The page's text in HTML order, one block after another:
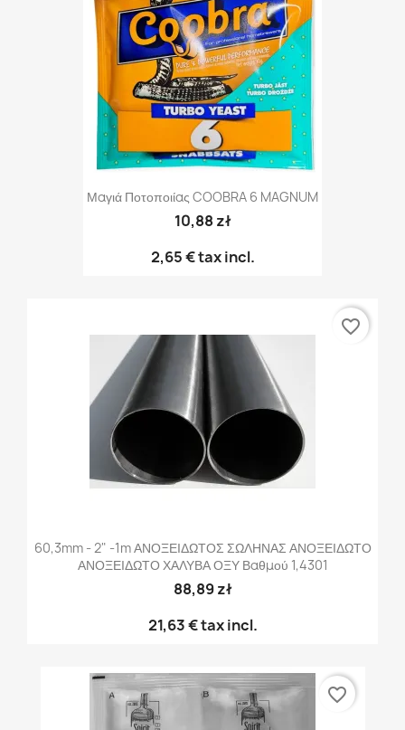
Μαγιά Ποτοποιίας COOBRA 6 MAGNUM
10,88 zł
2,65 €tax incl.
60,3mm - 2" -1m ΑΝΟΞΕΙΔΩΤΟΣ ΣΩΛΗΝΑΣ ΑΝΟΞΕΙΔΩΤΟ
ΑΝΟΞΕΙΔΩΤΟ ΧΑΛΥΒΑ ΟΞΥ Βαθμού 1,4301
88,89 zł
21,63 €tax incl.
favorite_border
favorite_border